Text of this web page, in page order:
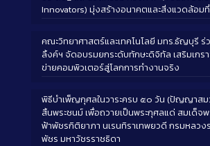
Innovators) มุ่งสร้างอนาคตและสิ่งแวดล้อม
คณะวิทยาศาสตร์และเทคโนโลยี มทร.ธัญบุรี ร่
ลิ้งค์ฯ จัดอบรมยกระดับทักษะดิจิทัล เสริมเกรา
ข่ายคอมพิวเตอร์สู่โลกการทำงานจริง
พิธีบำเพ็ญกุศลในวาระครบ ๕๐ วัน (ปัญญาสม
สิ้นพระชนม์ เพื่อถวายเป็นพระกุศลแด่ สมเด็จพ
ฟ้าพัชรกิติยาภา นเรนทิราเทพยวดี กรมหลว
พัชร มหาวัชรราชธิดา